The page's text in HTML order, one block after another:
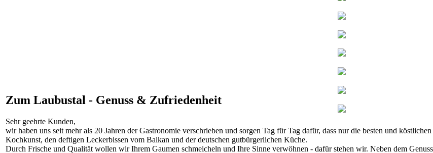
Zum Laubustal - Genuss & Zufriedenheit
Sehr geehrte Kunden,
wir haben uns seit mehr als 20 Jahren der Gastronomie verschrieben und sorgen Tag für Tag dafür, dass nur die besten und
Kochkunst, den deftigen Leckerbissen vom Balkan und der deutschen gutbürgerlichen Küche.
Durch Frische und Qualität wollen wir Ihrem Gaumen schmeicheln und Ihre Sinne verwöhnen - dafür stehen wir. Neben dem